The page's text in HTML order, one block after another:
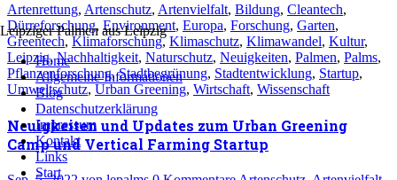
Leipziger Palmen aus Leipzig
Home
Allgemeine Informationen
Blog
Datenschutzerklärung
Impressum
Kontakt
Links
Start
Artenrettung, Artenschutz, Artenvielfalt, Bildung, Cleantech,
Dürreforschung, Environment, Europa, Forschung, Garten,
Greentech, Klimaforschung,Klimaschutz, Klimawandel, Kultur,
Leipzig,Nachhaltigkeit, Naturschutz, Neuigkeiten, Palmen, Palms,
Pflanzenforschung,Stadtbegrünung, Stadtentwicklung, Startup,
Umweltschutz, Urban Greening, Wirtschaft, Wissenschaft
Neuigkeiten und Updates zum Urban Greening
Camp und Vertical Farming Startup